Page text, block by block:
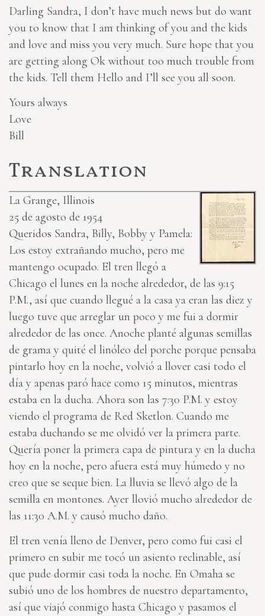
Darling Sandra, I don’t have much news but do want
you to know that I am thinking of you and the kids
and love and miss you very much. Sure hope that you
are getting along Ok without too much trouble from
the kids. Tell them Hello and I’ll see you all soon.
Yours always
Love
Bill
Translation
La Grange, Illinois
25 de agosto de 1954
Queridos Sandra, Billy, Bobby y Pamela:
Los estoy extrañando mucho, pero me
mantengo ocupado. El tren llegó a
Chicago el lunes en la noche alrededor, de las 9:15
P.M., así que cuando llegué a la casa ya eran las diez y
luego tuve que arreglar un poco y me fui a dormir
alrededor de las once. Anoche planté algunas semillas
de grama y quité el linóleo del porche porque pensaba
pintarlo hoy en la noche, volvió a llover casi todo el
día y apenas paró hace como 15 minutos, mientras
estaba en la ducha. Ahora son las 7:30 P.M. y estoy
viendo el programa de Red Sketlon. Cuando me
estaba duchando se me olvidó ver la primera parte.
Quería poner la primera capa de pintura y en la ducha
hoy en la noche, pero afuera está muy húmedo y no
creo que se seque bien. La lluvia se llevó algo de la
semilla en montones. Ayer llovió mucho alrededor de
las 11:30 A.M. y causó mucho daño.
El tren venía lleno de Denver, pero como fui casi el
primero en subir me tocó un asiento reclinable, así
que pude dormir casi toda la noche. En Omaha se
subió uno de los hombres de nuestro departamento,
así que viajó conmigo hasta Chicago y pasamos el